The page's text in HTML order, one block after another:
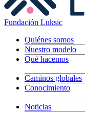
Fundación Luksic
Quiénes somos
Nuestro modelo
Qué hacemos
Caminos globales
Conocimiento
Noticias